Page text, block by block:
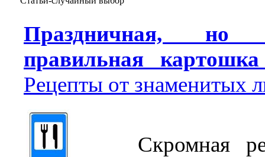
Праздничная, но
правильная
Рецепты от знаменитых
Скромная